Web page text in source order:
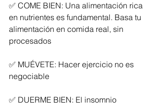
✅ COME BIEN: Una alimentación rica
en nutrientes es fundamental. Basa tu
alimentación en comida real, sin
procesados
✅ MUÉVETE: Hacer ejercicio no es
negociable
✅ DUERME BIEN: El insomnio